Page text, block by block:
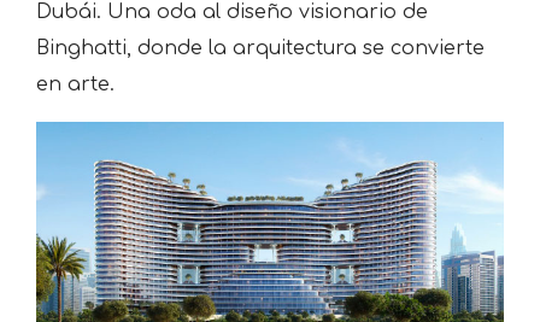
Dubái. Una oda al diseño visionario de
Binghatti, donde la arquitectura se convierte
en arte.